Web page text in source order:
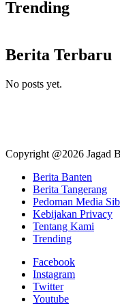
Trending
Berita Terbaru
No posts yet.
Copyright @2026 Jagad
Berita Banten
Berita Tangerang
Pedoman Media
Kebijakan Privacy
Tentang Kami
Trending
Facebook
Instagram
Twitter
Youtube